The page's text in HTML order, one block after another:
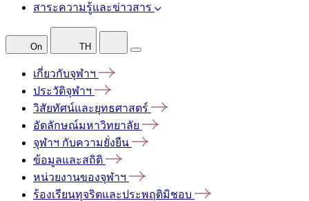
สาระความรู้และข่าวสาร
On TH
เกี่ยวกับจุฬาฯ
ประวัติจุฬาฯ
วิสัยทัศน์และยุทธศาสตร์
อัตลักษณ์มหาวิทยาลัย
จุฬาฯ กับความยั่งยืน
ข้อมูลและสถิติ
หน่วยงานของจุฬาฯ
ร้องเรียนทุจริตและประพฤติมิชอบ